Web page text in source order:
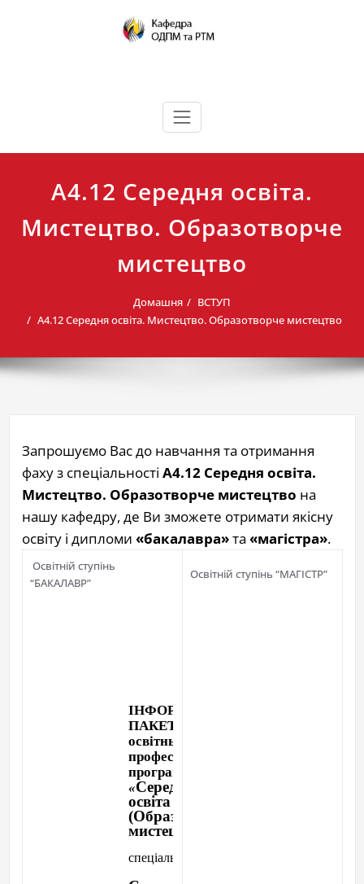
Кафедра образотворчого і
декоративно-прикладного
мистецтва та реставрації
творів мистецтва
університет імені Івана Огієнка
А4.12 Середня освіта.
Мистецтво. Образотворче
мистецтво
Домашня
ВСТУП
А4.12 Середня освіта. Мистецтво. Образотворче мистецтво
Запрошуємо Вас до навчання та отримання
фаху з спеціальності А4.12 Середня освіта.
Мистецтво. Образотворче мистецтво на
нашу кафедру, де Ви зможете отримати якісну
освіту і дипломи «бакалавра»та «магістра».
Освітній ступінь
“БАКАЛАВР”
Освітній ступінь “МАГІСТР”